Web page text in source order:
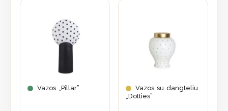
Vazos „Pillar”
Vazos su dangteliu
„Dotties”